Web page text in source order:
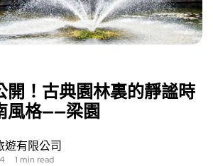
開！古典園林裏的靜謐時
風格——梁園
遊有限公司
1 min read